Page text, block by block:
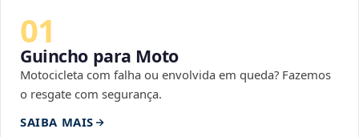
01
Guincho para Moto
Motocicleta com falha ou envolvida em queda? Fazemos
o resgate com segurança.
SAIBA MAIS